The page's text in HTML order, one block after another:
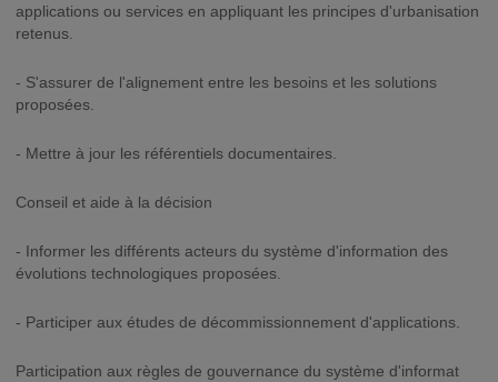
applications ou services en appliquant les principes d'urbanisation
retenus.
- S'assurer de l'alignement entre les besoins et les solutions
proposées.
- Mettre à jour les référentiels documentaires.
Conseil et aide à la décision
- Informer les différents acteurs du système d'information des
évolutions technologiques proposées.
- Participer aux études de décommissionnement d'applications.
Participation aux règles de gouvernance du système d'informat